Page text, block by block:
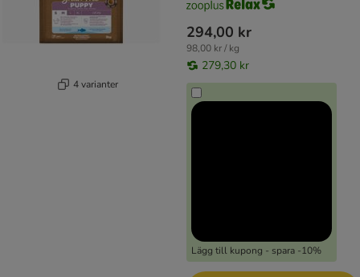
4 varianter
294,00 kr
98,00 kr / kg
279,30 kr
Lägg till kupong - spara -10%